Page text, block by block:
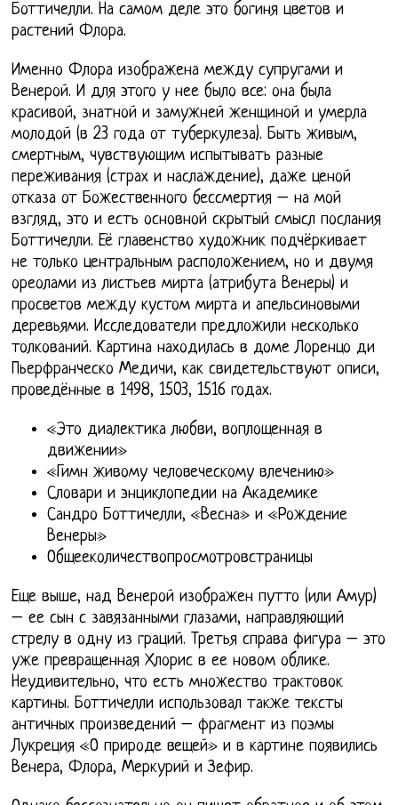
Боттичелли. На самом деле это богиня цветов и
растений Флора.
Именно Флора изображена между супругами и
Венерой. И для этого у нее было все: она была
красивой, знатной и замужней женщиной и умерла
молодой (в 23 года от туберкулеза). Быть живым,
смертным, чувствующим испытывать разные
переживания (страх и наслаждение), даже ценой
отказа от Божественного бессмертия – на мой
взгляд, это и есть основной скрытый смысл послания
Боттичелли. Её главенство художник подчёркивает
не только центральным расположением, но и двумя
ореолами из листьев мирта (атрибута Венеры) и
просветов между кустом мирта и апельсиновыми
деревьями. Исследователи предложили несколько
толкований. Картина находилась в доме Лоренцо ди
Пьерфранческо Медичи, как свидетельствуют описи,
проведённые в 1498, 1503, 1516 годах.
«Это диалектика любви, воплощенная в
движении»
«Гимн живому человеческому влечению»
Словари и энциклопедии на Академике
Сандро Боттичелли, «Весна» и «Рождение
Венеры»
Общееколичествопросмотровстраницы
Еще выше, над Венерой изображен путто (или Амур)
– ее сын с завязанными глазами, направляющий
стрелу в одну из граций. Третья справа фигура – это
уже превращенная Хлорис в ее новом облике.
Неудивительно, что есть множество трактовок
картины. Боттичелли использовал также тексты
античных произведений – фрагмент из поэмы
Лукреция «О природе вещей» и в картине появились
Венера, Флора, Меркурий и Зефир.